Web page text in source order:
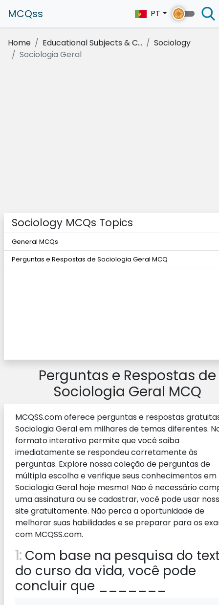
MCQss PT
Home Educational Subjects & C...
Sociology
Sociologia Geral
Sociology MCQs Topics
General MCQs
Perguntas e Respostas de Sociologia Geral MCQ
Perguntas e Respostas de
Sociologia Geral MCQ
MCQSS.com oferece perguntas e respostas
Sociologia Geral em milhares de temas diferentes.
formato interativo permite que você saiba
imediatamente se respondeu corretamente às
perguntas. Explore nossa coleção de perguntas de
múltipla escolha e verifique seus conhecimentos em
Sociologia Geral hoje mesmo! Não é necessário
uma assinatura ou se cadastrar, você pode usar
site gratuitamente. Não perca a oportunidade de
melhorar suas habilidades e se preparar para os
com MCQSS.com.
1: Com base na pesquisa do
do curso da vida, você pode
concluir que _______